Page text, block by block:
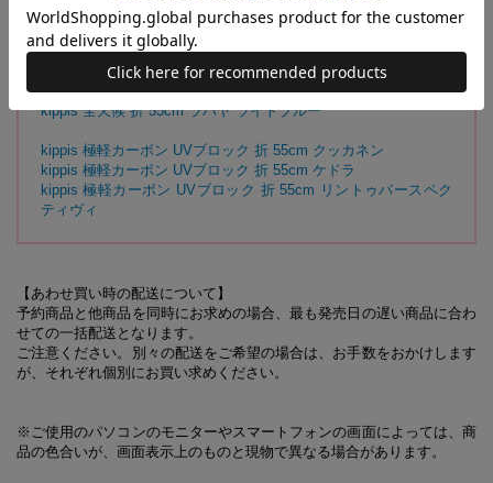
【同時発売の別柄アイテムはこちらから】
kippis 全天候 折 55cm エッス グレー
kippis 全天候 折 55cm オルナメッティ ベージュ
kippis 全天候 折 55cm ラハヤ ライトブルー
kippis 極軽カーボン UVブロック 折 55cm クッカネン
kippis 極軽カーボン UVブロック 折 55cm ケドラ
kippis 極軽カーボン UVブロック 折 55cm リントゥパースペク
ティヴィ
【あわせ買い時の配送について】
予約商品と他商品を同時にお求めの場合、最も発売日の遅い商品に合わ
せての一括配送となります。
ご注意ください。別々の配送をご希望の場合は、お手数をおかけします
が、それぞれ個別にお買い求めください。
※ご使用のパソコンのモニターやスマートフォンの画面によっては、商
品の色合いが、画面表示上のものと現物で異なる場合があります。